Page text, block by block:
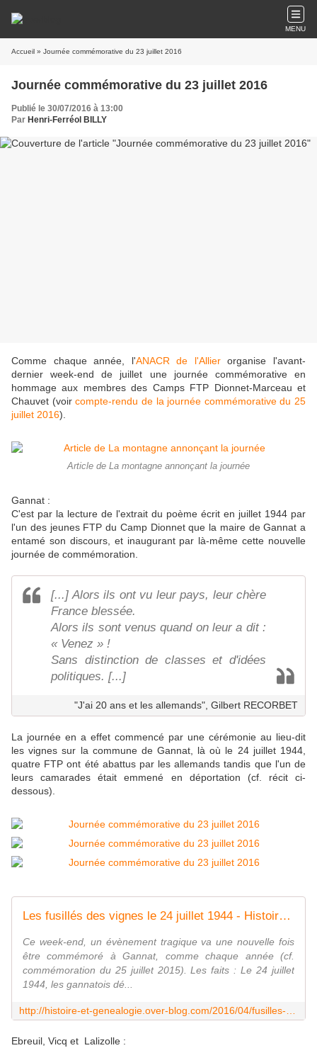
MENU
Accueil » Journée commémorative du 23 juillet 2016
Journée commémorative du 23 juillet 2016
Publié le 30/07/2016 à 13:00
Par Henri-Ferréol BILLY
Comme chaque année, l'ANACR de l'Allierorganise l'avant-
dernier week-end de juillet une journée commémorative en
hommage aux membres des Camps FTP Dionnet-Marceau et
Chauvet (voircompte-rendu de la journée commémorative du 25
juillet 2016).
Article de La montagne annonçant la journée
Gannat :
C'est par la lecture de l'extrait du poème écrit en juillet 1944 par
l'un des jeunes FTP du Camp Dionnet que la maire de Gannat a
entamé son discours, et inaugurant par là-même cette nouvelle
journée de commémoration.
[...] Alors ils ont vu leur pays, leur chère
France blessée.
Alors ils sont venus quand on leur a dit :
« Venez » !
Sans distinction de classes et d'idées
politiques. [...]
"J'ai 20 ans et les allemands", Gilbert RECORBET
La journée en a effet commencé par une cérémonie au lieu-dit
les vignes sur la commune de Gannat, là où le 24 juillet 1944,
quatre FTP ont été abattus par les allemands tandis que l'un de
leurs camarades était emmené en déportation (cf. récit ci-
dessous).
Les fusillés des vignes le 24 juillet 1944 - Histoire et Généalogie
Ce week-end, un évènement tragique va une nouvelle fois
être commémoré à Gannat, comme chaque année (cf.
commémoration du 25 juillet 2015). Les faits : Le 24 juillet
1944, les gannatois dé...
Ebreuil, Vicq et Lalizolle :